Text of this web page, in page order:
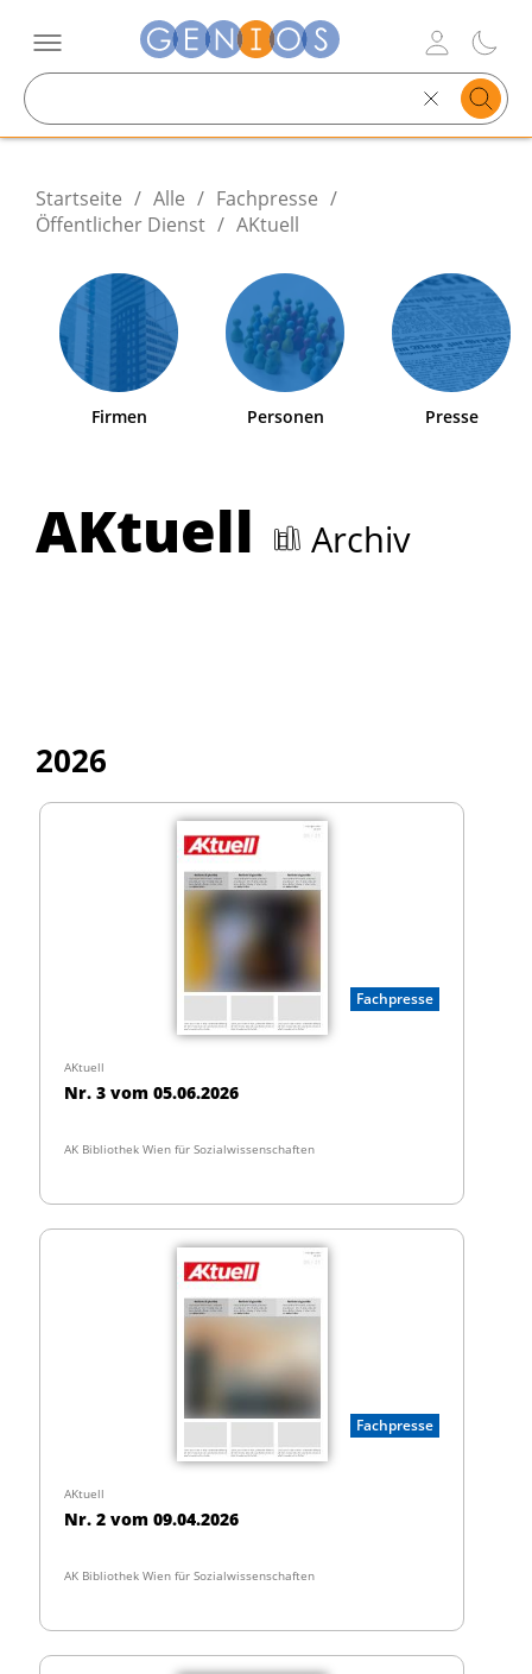
text
Startseite / Alle / Fachpresse /
Öffentlicher Dienst / AKtuell
Firmen Personen Presse
AKtuell Archiv
2026
Fachpresse
AKtuell
Nr. 3 vom 05.06.2026
AK Bibliothek Wien für Sozialwissenschaften
Fachpresse
AKtuell
Nr. 2 vom 09.04.2026
AK Bibliothek Wien für Sozialwissenschaften